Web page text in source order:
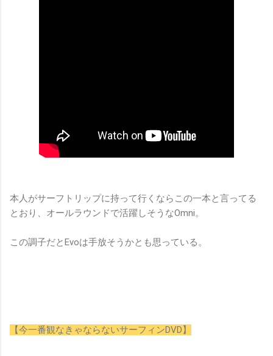
本人がサーフトリップに持って行くならこの一本と言ってる
とおり、オールラウンドで活躍しそうなOmni。
この調子だとEvoは手放そうかとも思っている。
【今一番観なきゃならないサーフィンDVD】